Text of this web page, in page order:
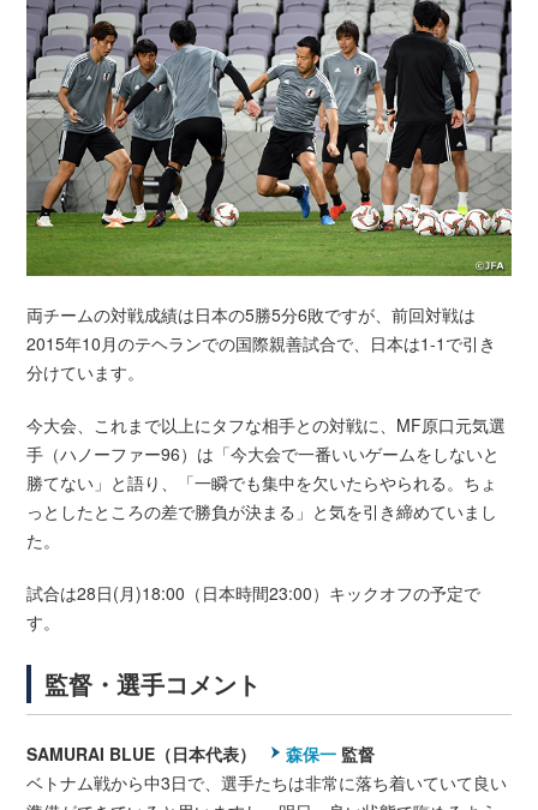
両チームの対戦成績は日本の5勝5分6敗ですが、前回対戦は
2015年10月のテヘランでの国際親善試合で、日本は1-1で引き
分けています。
今大会、これまで以上にタフな相手との対戦に、MF原口元気選
手（ハノーファー96）は「今大会で一番いいゲームをしないと
勝てない」と語り、「一瞬でも集中を欠いたらやられる。ちょ
っとしたところの差で勝負が決まる」と気を引き締めていまし
た。
試合は28日(月)18:00（日本時間23:00）キックオフの予定で
す。
監督・選手コメント
SAMURAI BLUE（日本代表） 森保一 監督
ベトナム戦から中3日で、選手たちは非常に落ち着いていて良い